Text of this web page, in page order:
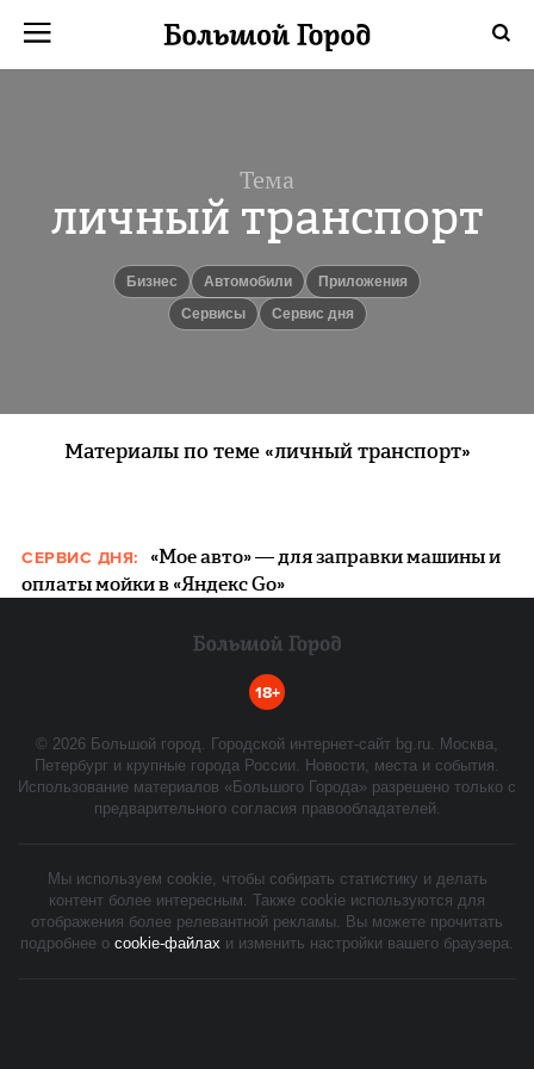
Тема
личный транспорт
бизнес автомобили
Приложения
Сервисы
Сервис дня
Материалы по теме «личный транспорт»
СЕРВИС ДНЯ:
«Мое авто» — для заправки машины и
оплаты мойки в «Яндекс Go»
18+
© 2026 Большой город. Городской интернет-сайт bg.ru. Москва,
Петербург и крупные города России. Новости, места и события.
Использование материалов «Большого Города» разрешено только с
предварительного согласия правообладателей.
Мы используем cookie, чтобы собирать статистику и делать
контент более интересным. Также cookie используются для
отображения более релевантной рекламы. Вы можете прочитать
подробнее о cookie-файлах и изменить настройки вашего браузера.